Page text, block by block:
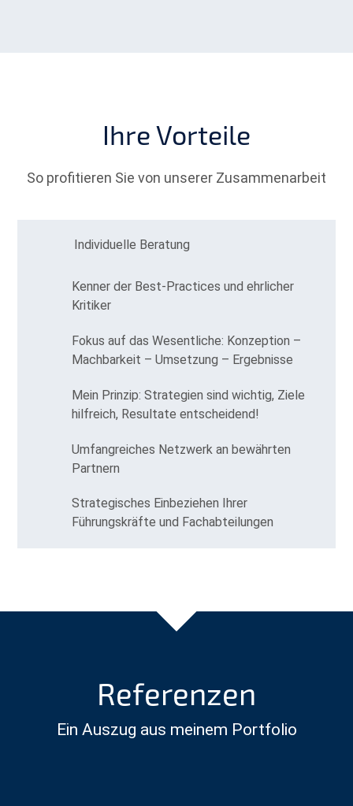
Ihre Vorteile
So profitieren Sie von unserer Zusammenarbeit
Individuelle Beratung
Kenner der Best-Practices und ehrlicher
Kritiker
Fokus auf das Wesentliche: Konzeption –
Machbarkeit – Umsetzung – Ergebnisse
Mein Prinzip: Strategien sind wichtig, Ziele
hilfreich, Resultate entscheidend!
Umfangreiches Netzwerk an bewährten
Partnern
Strategisches Einbeziehen Ihrer
Führungskräfte und Fachabteilungen
Referenzen
Ein Auszug aus meinem Portfolio